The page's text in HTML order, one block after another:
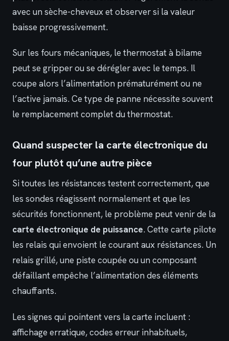
avec un sèche-cheveux et observer si la valeur
baisse progressivement.
Sur les fours mécaniques, le thermostat à bilame
peut se gripper ou se dérégler avec le temps. Il
coupe alors l’alimentation prématurément ou ne
l’active jamais. Ce type de panne nécessite souvent
le remplacement complet du thermostat.
Quand suspecter la carte électronique du
four plutôt qu’une autre pièce
Si toutes les résistances testent correctement, que
les sondes réagissent normalement et que les
sécurités fonctionnent, le problème peut venir de la
carte électronique de puissance. Cette carte pilote
les relais qui envoient le courant aux résistances. Un
relais grillé, une piste coupée ou un composant
défaillant empêche l’alimentation des éléments
chauffants.
Les signes qui pointent vers la carte incluent :
affichage erratique, codes erreur inhabituels,